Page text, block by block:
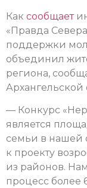
Как сообщает
«Правда
поддержки
объединил
региона,
Архангельской
— Конкурс
является
семьи в нашей
к проекту
из районов.
процесс более